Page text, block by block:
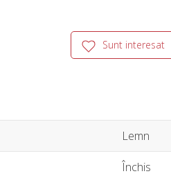
Sunt interesat
Lemn
Închis